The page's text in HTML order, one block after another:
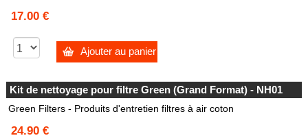
17.00 €
Ajouter au panier
Kit de nettoyage pour filtre Green (Grand Format) - NH01
Green Filters - Produits d'entretien filtres à air coton
24.90 €